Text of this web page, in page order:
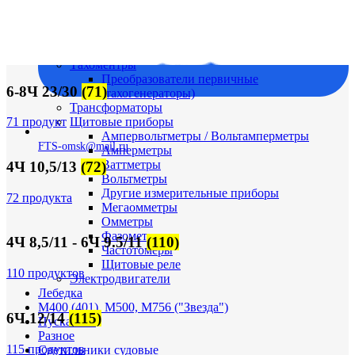
FTS-omsk@mail.ru
Тахоментры
Преобразователи первичные
(тахогенераторы)
Трансформаторы
Щитовые приборы
Ампервольтметры / Вольтамперметры
Амперметры
Ваттметры
Вольтметры
Другие измерительные приборы
Мегаомметры
Омметры
Фазометры
Частотомеры
Щитовые реле
Электродвигатели
Лебедка
М400 (401), М500, М756 ("Звезда")
Пускатели
Разное
Светильники судовые
6-8Ч 23/30 (71)
71 продукт
4Ч 10,5/13 (72)
72 продукта
4Ч 8,5/11 - 6Ч 9.5/11(110)
110 продуктов
6Ч 12/14(115)
115 продуктов